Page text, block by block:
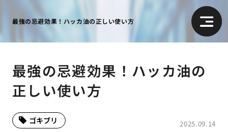
最強の忌避効果！ハッカ油の正しい使い方
最強の忌避効果！ハッカ油の
正しい使い方
2025.09.14
ゴキブリ